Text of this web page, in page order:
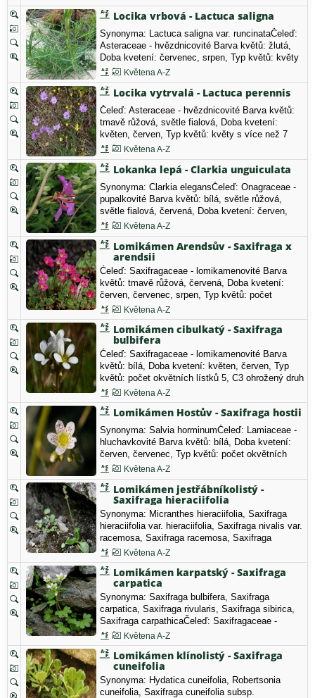
Locika vrbová - Lactuca saligna
Synonyma: Lactuca saligna var. runcinataČeleď:
Asteraceae - hvězdnicovité Barva květů: žlutá,
Doba kvetení: červenec, srpen, Typ květů: květy
s více než 7 lístky, C1t kriticky ohrožený druh,
ustupující
Květena A-Z
Locika vytrvalá - Lactuca perennis
Čeleď: Asteraceae - hvězdnicovité Barva květů:
tmavě růžová, světle fialová, Doba kvetení:
květen, červen, Typ květů: květy s více než 7
lístky, C3 ohrožený druh Místo: NPR Lovoš
Květena A-Z
Lokanka lepá - Clarkia unguiculata
Synonyma: Clarkia elegansČeleď: Onagraceae -
pupalkovité Barva květů: bílá, světle růžová,
světle fialová, červená, Doba kvetení: červen,
červenec, srpen, Typ květů: počet okvětních
lístků 4.
Květena A-Z
Lomikámen Arendsův - Saxifraga x
arendsii
Čeleď: Saxifragaceae - lomikamenovité Barva
květů: tmavě růžová, červená, Doba kvetení:
červen, červenec, srpen, Typ květů: počet
okvětních lístků 5.
Květena A-Z
Lomikámen cibulkatý - Saxifraga
bulbifera
Čeleď: Saxifragaceae - lomikamenovité Barva
květů: bílá, Doba kvetení: květen, červen, Typ
květů: počet okvětních lístků 5, C3 ohrožený druh
§3 (§O) Vyhláška 395/1992 Sb. ve znění vyhl.
175/2006 Sb. - druh ohrožený
Květena A-Z
Lomikámen Hostův - Saxifraga hostii
Synonyma: Salvia horminumČeleď: Lamiaceae -
hluchavkovité Barva květů: bílá, Doba kvetení:
červen, červenec, Typ květů: počet okvětních
lístků 5.Květena A-Z
Lomikámen jestřábníkolistý -
Saxifraga hieraciifolia
Synonyma: Micranthes hieraciifolia, Saxifraga
hieraciifolia var. hieraciifolia, Saxifraga nivalis var.
racemosa, Saxifraga racemosa, Saxifraga
hieracifoliaČeleď: Saxifragaceae - lomikamenovité
Barva květů: tmavě růžová, zelená, Doba
kvetení: červen, červenec, Typ květů: počet
okvětních lístků 5, Místo:…
Květena A-Z
Lomikámen karpatský - Saxifraga
carpatica
Synonyma: Saxifraga bulbifera, Saxifraga
carpatica, Saxifraga rivularis, Saxifraga sibirica,
Saxifraga carpathicaČeleď: Saxifragaceae -
lomikamenovité Barva květů: bílá, Doba kvetení:
červenec, Typ květů: počet okvětních lístků 5,
Místo: Vysoké Tatry, Poľský hrebeň, 2100m,
Slovensko
Květena A-Z
Lomikámen klínolistý - Saxifraga
cuneifolia
Synonyma: Hydatica cuneifolia, Robertsonia
cuneifolia, Saxifraga cuneifolia subsp.